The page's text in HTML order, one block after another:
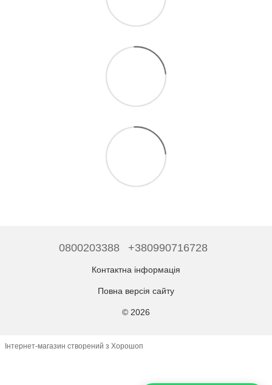
0800203388 +380990716728
Контактна інформація
Повна версія сайту
© 2026
Інтернет-магазин створений з Хорошоп